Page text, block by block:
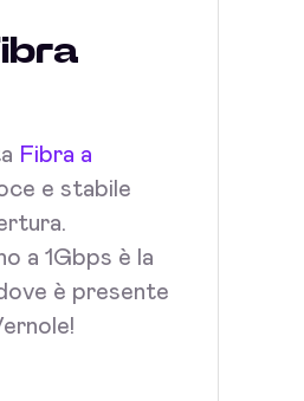
Fibra a
e stabile
a 1Gbps è la
è presente